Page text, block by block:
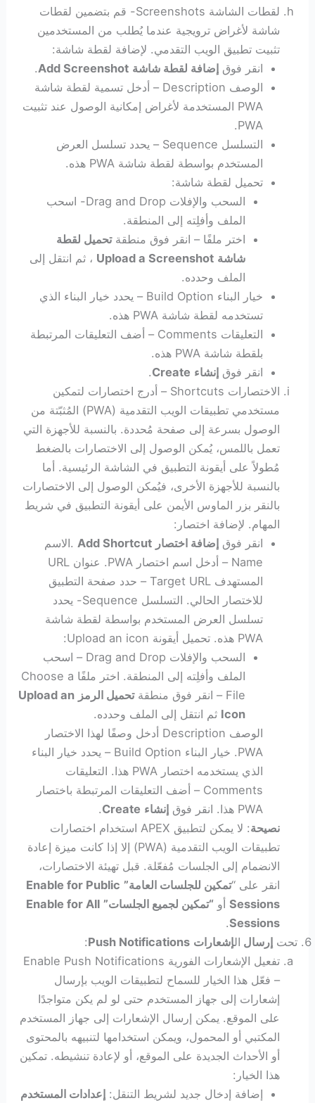
لقطات الشاشة Screenshots- قم بتضمين لقطات
شاشة لأغراض ترويجية عندما يُطلب من المستخدمين
تثبيت تطبيق الويب التقدمي. لإضافة لقطة شاشة:
انقر فوقإضافة لقطة شاشة Add Screenshot
.
الوصف Description – أدخل تسمية لقطة شاشة
PWA المستخدمة لأغراض إمكانية الوصول عند تثبيت
PWA.
التسلسل Sequence – يحدد تسلسل العرض
المستخدم بواسطة لقطة شاشة PWA هذه.
تحميل لقطة شاشة:
السحب والإفلات Drag and Drop- اسحب
الملف وأفلِته إلى المنطقة.
اختر ملفًا – انقر فوق منطقةتحميل لقطة
شاشة Upload a Screenshot ، ثم انتقل إلى
الملف وحدده.
خيار البناء Build Option – يحدد خيار البناء الذي
تستخدمه لقطة شاشة PWA هذه.
التعليقات Comments – أضف التعليقات المرتبطة
بلقطة شاشة PWA هذه.
انقر فوقإنشاء Create
.
الاختصارات Shortcuts – أدرج اختصارات لتمكين
مستخدمي تطبيقات الويب التقدمية (PWA) المُثبّتة من
الوصول بسرعة إلى صفحة مُحددة. بالنسبة للأجهزة التي
تعمل باللمس، يُمكن الوصول إلى الاختصارات بالضغط
مُطولاً على أيقونة التطبيق في الشاشة الرئيسية. أما
بالنسبة للأجهزة الأخرى، فيُمكن الوصول إلى الاختصارات
بالنقر بزر الماوس الأيمن على أيقونة التطبيق في شريط
المهام. لإضافة اختصار:
انقر فوقإضافة اختصار Add Shortcut .الاسم
Name – أدخل اسم اختصار PWA. عنوان URL
المستهدف Target URL – حدد صفحة التطبيق
للاختصار الحالي. التسلسل Sequence- يحدد
تسلسل العرض المستخدم بواسطة لقطة شاشة
PWA هذه. تحميل أيقونة Upload an icon:
السحب والإفلات Drag and Drop – اسحب
الملف وأفلِته إلى المنطقة. اختر ملفًا Choose a
File – انقر فوق منطقة
تحميل الرمز Upload an
Icon ثم انتقل إلى الملف وحدده.
الوصف Description أدخل وصفًا لهذا الاختصار
PWA. خيار البناء Build Option – يحدد خيار البناء
الذي يستخدمه اختصار PWA هذا. التعليقات
Comments – أضف التعليقات المرتبطة باختصار
PWA هذا. انقر فوق
إنشاء Create
.
نصيحة
: لا يمكن لتطبيق APEX استخدام اختصارات
تطبيقات الويب التقدمية (PWA) إلا إذا كانت ميزة إعادة
الانضمام إلى الجلسات مُفعّلة. قبل تهيئة الاختصارات،
انقر على “تمكين للجلسات العامة” Enable for Public
Sessionsأو “تمكين لجميع الجلسات” Enable for All
Sessions
.
تحتإرسال الإشعارات Push Notifications
:
تفعيل الإشعارات الفورية Enable Push Notifications
– فعّل هذا الخيار للسماح لتطبيقات الويب بإرسال
إشعارات إلى جهاز المستخدم حتى لو لم يكن متواجدًا
على الموقع. يمكن إرسال الإشعارات إلى جهاز المستخدم
المكتبي أو المحمول، ويمكن استخدامها لتنبيهه بالمحتوى
أو الأحداث الجديدة على الموقع، أو لإعادة تنشيطه. تمكين
هذا الخيار:
إضافة إدخال جديد لشريط التنقل:إعدادات المستخدم